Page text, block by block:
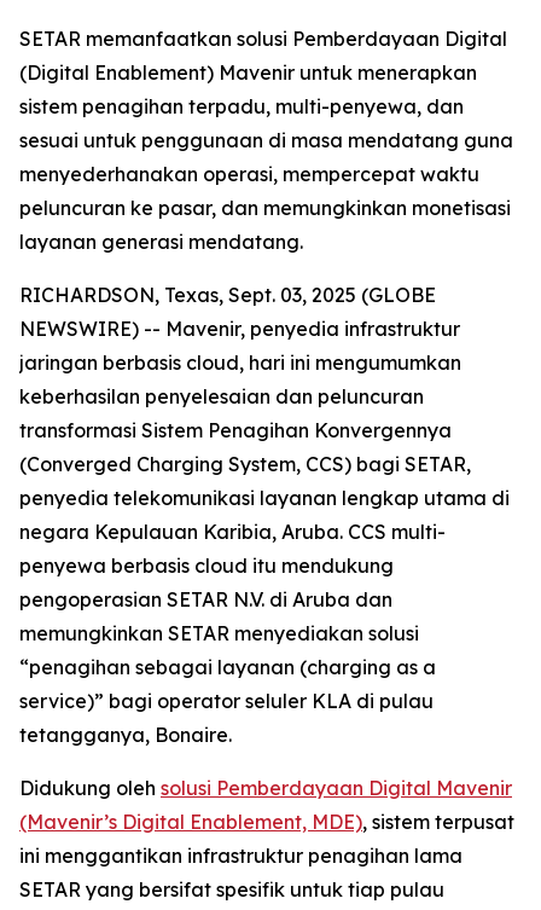
SETAR memanfaatkan solusi Pemberdayaan Digital
(Digital Enablement) Mavenir untuk menerapkan
sistem penagihan terpadu, multi-penyewa, dan
sesuai untuk penggunaan di masa mendatang guna
menyederhanakan operasi, mempercepat waktu
peluncuran ke pasar, dan memungkinkan monetisasi
layanan generasi mendatang.
RICHARDSON, Texas, Sept. 03, 2025 (GLOBE
NEWSWIRE) -- Mavenir, penyedia infrastruktur
jaringan berbasis cloud, hari ini mengumumkan
keberhasilan penyelesaian dan peluncuran
transformasi Sistem Penagihan Konvergennya
(Converged Charging System, CCS) bagi SETAR,
penyedia telekomunikasi layanan lengkap utama di
negara Kepulauan Karibia, Aruba. CCS multi-
penyewa berbasis cloud itu mendukung
pengoperasian SETAR N.V. di Aruba dan
memungkinkan SETAR menyediakan solusi
“penagihan sebagai layanan (charging as a
service)” bagi operator seluler KLA di pulau
tetangganya, Bonaire.
Didukung oleh solusi Pemberdayaan Digital Mavenir
(Mavenir’s Digital Enablement, MDE), sistem terpusat
ini menggantikan infrastruktur penagihan lama
SETAR yang bersifat spesifik untuk tiap pulau